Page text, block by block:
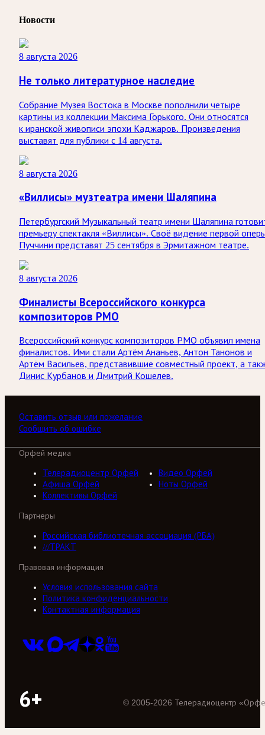
Новости
8 августа 2026
Не только литературное наследие
Собрание Музея Востока в Москве пополнили четыре
картины из коллекции Максима Горького. Они относятся
к иранской живописи эпохи Каджаров. Произведения
выставят для публики с 14 августа.
8 августа 2026
«Виллисы» музтеатра имени Шаляпина
Петербургский Музыкальный театр имени Шаляпина
премьеру спектакля «Виллисы». Своё видение первой
Пуччини представят 25 сентября в Эрмитажном театре.
8 августа 2026
Финалисты Всероссийского конкурса
композиторов РМО
Всероссийский конкурс композиторов РМО объявил имена
финалистов. Ими стали Артём Ананьев, Антон Танонов и
Артём Васильев, представившие совместный проект, а
Динис Курбанов и Дмитрий Кошелев.
Оставить отзыв или пожелание
Сообщить об ошибке
Орфей медиа
Телерадиоцентр Орфей
Видео Орфей
Афиша Орфей
Ноты Орфей
Коллективы Орфей
Партнеры
Российская библиотечная ассоциация (РБА)
///ТРАКТ
Правовая информация
Условия использования сайта
Политика конфиденциальности
Контактная информация
6+ © 2005-2026 Телерадиоцентр